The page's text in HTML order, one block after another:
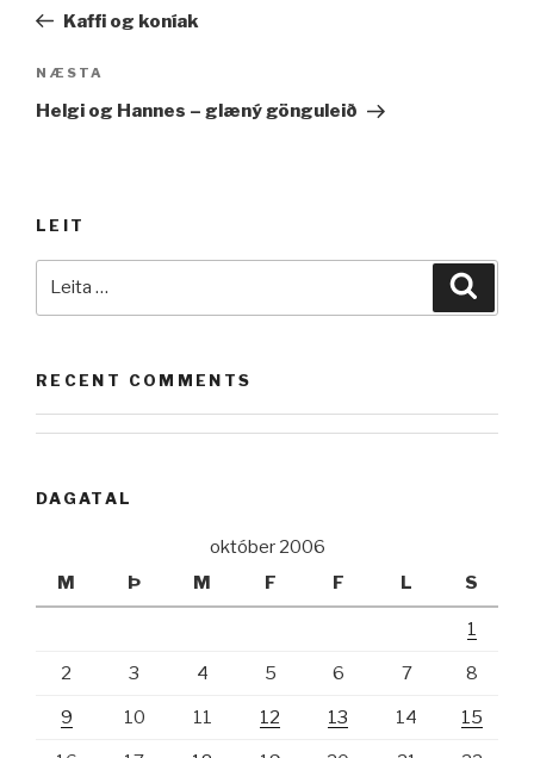
færslaKaffi og koníak
Næsta
færsla
NÆSTA
Helgi og Hannes – glæný gönguleið
LEIT
RECENT COMMENTS
DAGATAL
október 2006
M
Þ M F F L S
1
2 3 4 5 6 7 8
9 10 11 12 13 14 15